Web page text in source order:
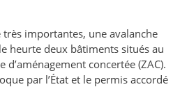
importantes, une avalanche
heurte deux bâtiments situés au
d’aménagement concertée (ZAC).
par l’État et le permis accordé